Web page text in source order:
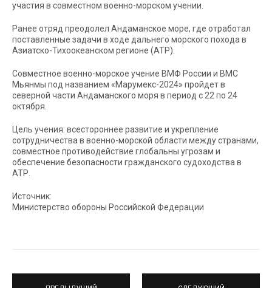
участия в совместном военно-морском учении.
Ранее отряд преодолел Андаманское море, где отработал
поставленные задачи в ходе дальнего морского похода в
Азиатско-Тихоокеанском регионе (АТР).
Совместное военно-морское учение ВМФ России и ВМС
Мьянмы под названием «Марумекс-2024» пройдет в
северной части Андаманского моря в период с 22 по 24
октября.
Цель учения: всестороннее развитие и укрепление
сотрудничества в военно-морской области между странами,
совместное противодействие глобальны угрозам и
обеспечение безопасности гражданского судоходства в
АТР.
Источник:
Министерство обороны Российской Федерации